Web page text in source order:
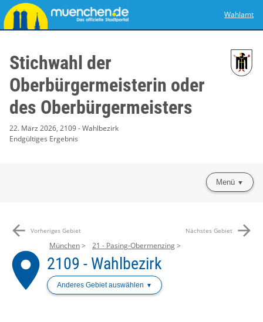
Wahlamt
Stichwahl der
Oberbürgermeisterin oder
des Oberbürgermeisters
22. März 2026, 2109 - Wahlbezirk
Endgültiges Ergebnis
Menü
arrow_back Vorheriges Gebiet Nächstes Gebiet arrow_forward
place
München 21 - Pasing-Obermenzing
2109 - Wahlbezirk
Anderes Gebiet auswählen